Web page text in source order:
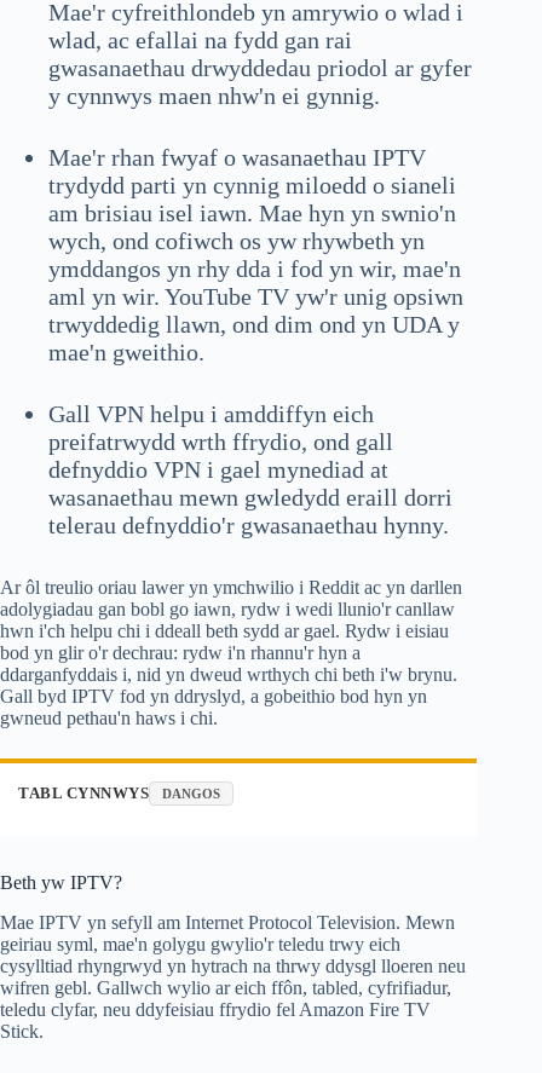
Mae'r cyfreithlondeb yn amrywio o wlad i
wlad, ac efallai na fydd gan rai
gwasanaethau drwyddedau priodol ar gyfer
y cynnwys maen nhw'n ei gynnig.
Mae'r rhan fwyaf o wasanaethau IPTV
trydydd parti yn cynnig miloedd o sianeli
am brisiau isel iawn. Mae hyn yn swnio'n
wych, ond cofiwch os yw rhywbeth yn
ymddangos yn rhy dda i fod yn wir, mae'n
aml yn wir. YouTube TV yw'r unig opsiwn
trwyddedig llawn, ond dim ond yn UDA y
mae'n gweithio.
Gall VPN helpu i amddiffyn eich
preifatrwydd wrth ffrydio, ond gall
defnyddio VPN i gael mynediad at
wasanaethau mewn gwledydd eraill dorri
telerau defnyddio'r gwasanaethau hynny.
Ar ôl treulio oriau lawer yn ymchwilio i Reddit ac yn darllen
adolygiadau gan bobl go iawn, rydw i wedi llunio'r canllaw
hwn i'ch helpu chi i ddeall beth sydd ar gael. Rydw i eisiau
bod yn glir o'r dechrau: rydw i'n rhannu'r hyn a
ddarganfyddais i, nid yn dweud wrthych chi beth i'w brynu.
Gall byd IPTV fod yn ddryslyd, a gobeithio bod hyn yn
gwneud pethau'n haws i chi.
TABL CYNNWYS DANGOS
Beth yw IPTV?
Mae IPTV yn sefyll am Internet Protocol Television. Mewn
geiriau syml, mae'n golygu gwylio'r teledu trwy eich
cysylltiad rhyngrwyd yn hytrach na thrwy ddysgl lloeren neu
wifren gebl. Gallwch wylio ar eich ffôn, tabled, cyfrifiadur,
teledu clyfar, neu ddyfeisiau ffrydio fel Amazon Fire TV
Stick.